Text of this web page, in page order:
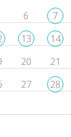
6 7
13 14
20 21
27 28